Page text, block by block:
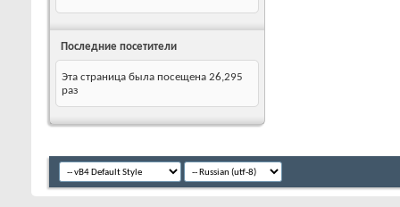
Последние посетители
Эта страница была посещена 26,295
раз